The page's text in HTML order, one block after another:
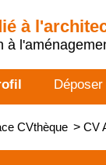
à
à
CVthèque > CV